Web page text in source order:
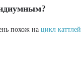
похож на цикл каттлей